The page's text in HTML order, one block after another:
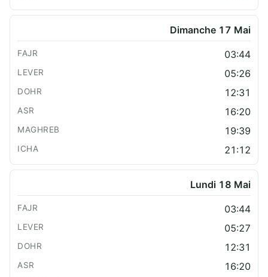
Dimanche 17 Mai
03:44
05:26
12:31
16:20
19:39
21:12
Lundi 18 Mai
03:44
05:27
12:31
16:20